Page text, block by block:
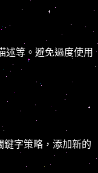
述等。避免過度使用
鍵字策略，添加新的